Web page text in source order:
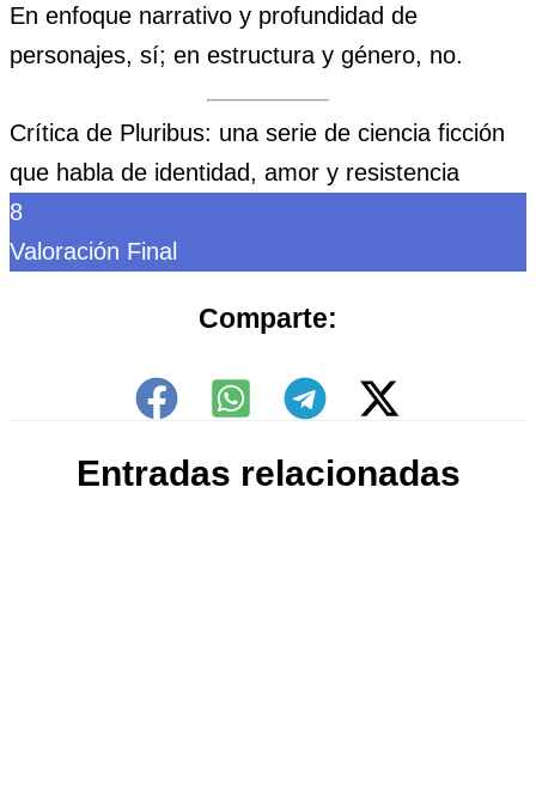
En enfoque narrativo y profundidad de
personajes, sí; en estructura y género, no.
Crítica de Pluribus: una serie de ciencia ficción
que habla de identidad, amor y resistencia
8
Valoración Final
Comparte:
Entradas relacionadas